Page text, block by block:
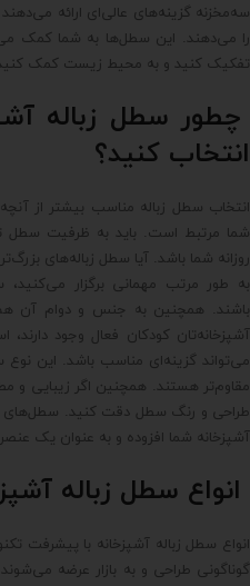
سه‌مخزنه گزینه‌های عالی‌ای ارائه
را می‌دهند. این سطل‌ها به شما کمک
تفکیک کنید و به محیط زیست کمک
چطور سطل زباله
انتخاب کنید؟
انتخاب سطل زباله مناسب بیشتر از
شما مرتبط است. باید به ظرفیت سطل
روزانه شما باشد. آیا سطل زباله‌های
به طور مرتب مهمانی برگزار
باشند. همچنین به جنس و دوام آن هم
آشپزخانه‌تان کودکان فعال وجود دارند،
می‌تواند گزینه‌ای مناسب باشد. این
مقاوم‌تر هستند. همچنین اگر زیبایی و
طراحی و رنگ سطل دقت کنید. سطل‌های
آشپزخانه شما افزوده و به عنوان یک عنصر
انواع سطل زباله
انواع سطل زباله آشپزخانه با پیشرفت
گوناگونی طراحی و به بازار عرضه